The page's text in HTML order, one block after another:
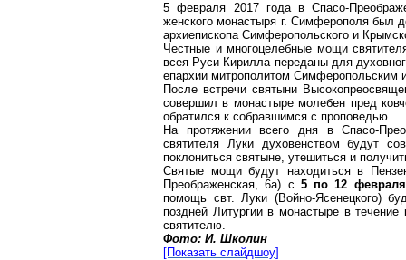
5 февраля 2017 года в Спасо-
женского монастыря г. Симферополя был
архиепископа Симферопольского и
Честные имногоцелебные мощи
всея Руси Кирилла переданы для
епархии митрополитом Симферопольским
После встречи святыни
совершил в монастыре молебен пред
обратился к собравшимся с проповедью.
На протяжении всего дня вСпасо-
святителя Луки духовенством будут
поклониться святыне, утешиться и
Святые мощи будут находиться в
Преображенская, 6а) с 5 по 12 февраля
помощь свт. Луки (Войно-Ясенецкого)
поздней Литургии в монастыре в
святителю.
Фото: И. Школин
[Показать слайдшоу]